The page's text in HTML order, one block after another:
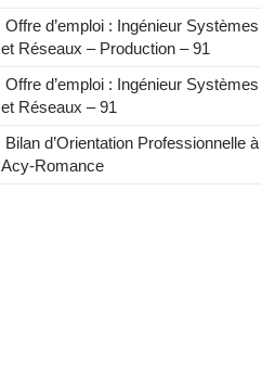
Offre d’emploi : Ingénieur Systèmes
et Réseaux – Production – 91
Offre d’emploi : Ingénieur Systèmes
et Réseaux – 91
Bilan d’Orientation Professionnelle à
Acy-Romance